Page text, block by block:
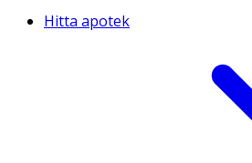
Hitta apotek